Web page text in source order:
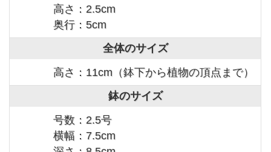
高さ：2.5cm
奥行：5cm
全体のサイズ
高さ：11cm（鉢下から植物の頂点まで）
鉢のサイズ
号数：2.5号
横幅：7.5cm